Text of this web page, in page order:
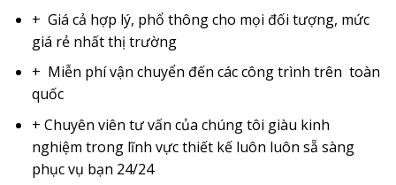
+ Giá cả hợp lý, phổ thông cho mọi đối tượng, mức
giá rẻ nhất thị trường
+ Miễn phí vận chuyển đến các công trình trên toàn
quốc
+ Chuyên viên tư vấn của chúng tôi giàu kinh
nghiệm trong lĩnh vực thiết kế luôn luôn sẵ sàng
phục vụ bạn 24/24